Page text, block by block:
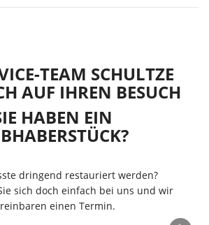
TEAM SCHULTZE
AUF IHREN BESUCH
HABEN EIN
dringend restauriert werden?
sich doch einfach bei uns und wir
einen Termin.